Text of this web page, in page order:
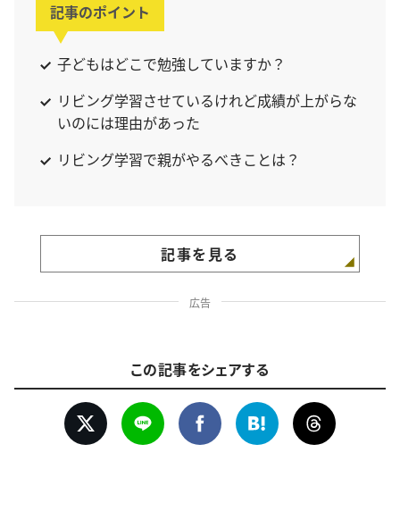
記事のポイント
子どもはどこで勉強していますか？
リビング学習させているけれど成績が上がらな
いのには理由があった
リビング学習で親がやるべきことは？
記事を見る
広告
この記事をシェアする